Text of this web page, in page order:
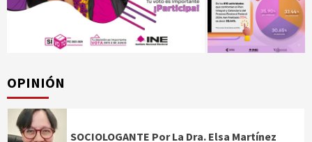
OPINIÓN
SOCIOLOGANTE Por La Dra. Elsa Martínez